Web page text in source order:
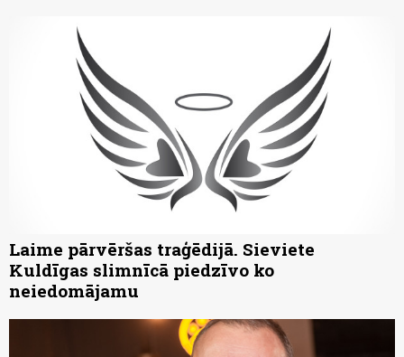
Laime pārvēršas traģēdijā. Sieviete
Kuldīgas slimnīcā piedzīvo ko
neiedomājamu